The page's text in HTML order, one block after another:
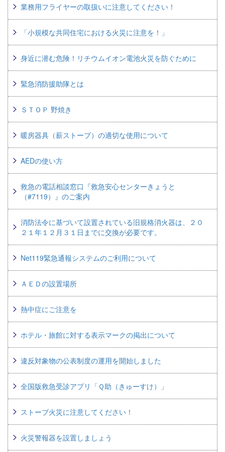
業務用フライヤーの取扱いに注意してください！
「小規模な共同住宅における火災に注意を！」
身近に潜む危険！リチウムイオン電池火災を防ぐために
緊急消防援助隊とは
ＳＴＯＰ 野焼き
暖房器具（薪ストーブ）の適切な使用について
AEDの使い方
救急の電話相談窓口『救急安心センターきょうと
（#7119）』のご案内
消防法令に基づいて設置されている旧規格消火器は、２０
２１年１２月３１日までに交換が必要です。
Net119緊急通報システムのご利用について
ＡＥＤの設置場所
熱中症にご注意を
ホテル・旅館に対する表示マークの掲出について
違反対象物の公表制度の運用を開始しました
全国版救急受診アプリ「Ｑ助（きゅーすけ）」
ストーブ火災に注意してください！
火災警報器を設置しましょう